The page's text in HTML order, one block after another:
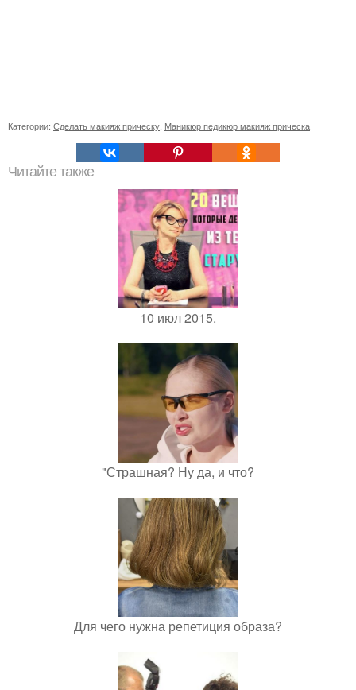
Категории: Сделать макияж прическу Маникюр педикюр макияж прическа
Читайте также
10 июл 2015.
"Страшная? Ну да, и что?
Для чего нужна репетиция образа?